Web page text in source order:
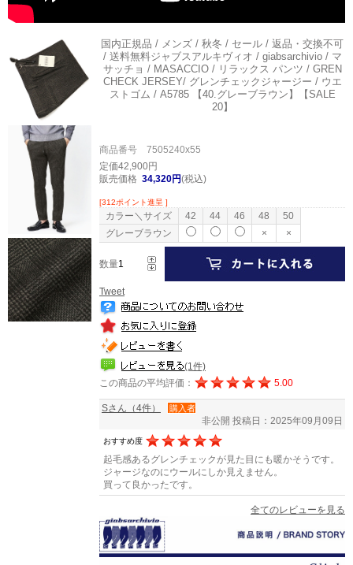
国内正規品 / メンズ / 秋冬 / セール / 返品・交換不可
/ 送料無料ジャブスアルキヴィオ / giabsarchivio / マ
サッチョ / MASACCIO / リラックス パンツ / GREN
CHECK JERSEY/ グレンチェックジャージー / ウエ
ストゴム / A5785 【40.グレーブラウン】【SALE
20】
商品番号 7505240x55
定価42,900円
販売価格 34,320円(税込)
[312ポイント進呈 ]
カラー＼サイズ 42 44 46 48
50
グレーブラウン
× ×
数量
Tweet
(1件)
この商品の平均評価：
5.00
Sさん（4件）
購入者
非公開 投稿日：2025年09月09日
おすすめ度
起毛感あるグレンチェックが見た目にも暖かそうです。
ジャージなのにウールにしか見えません。
買って良かったです。
全てのレビューを見る